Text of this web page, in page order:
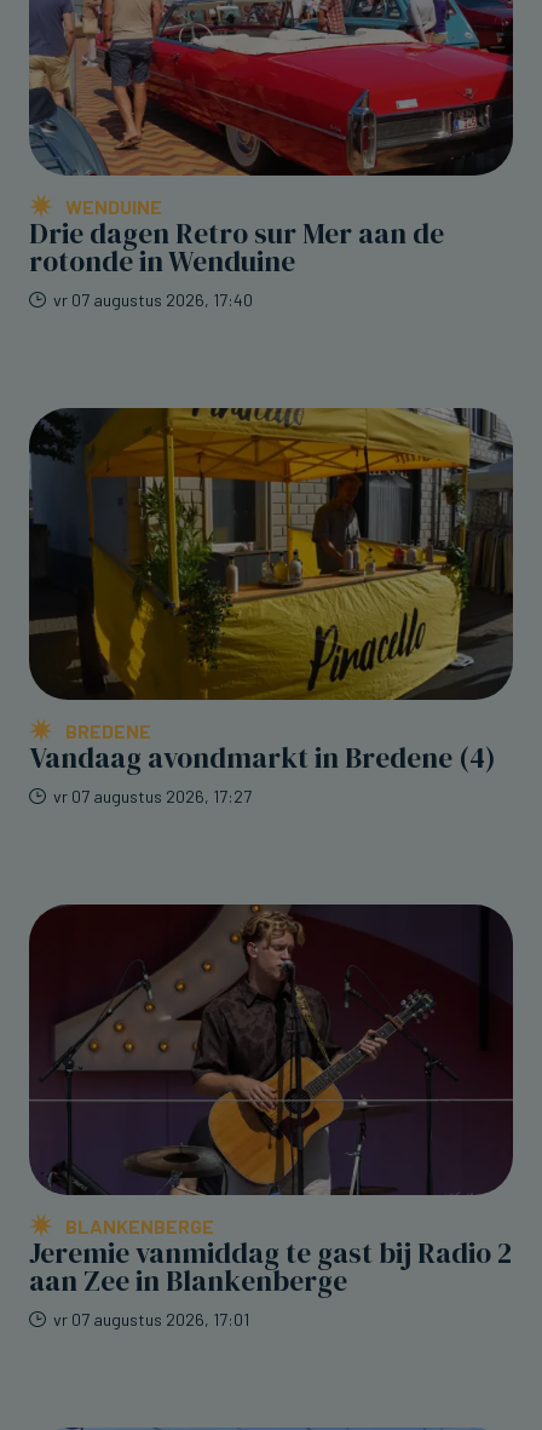
WENDUINE
Drie dagen Retro sur Mer aan de
rotonde in Wenduine
vr 07 augustus 2026, 17:40
BREDENE
Vandaag avondmarkt in Bredene (4)
vr 07 augustus 2026, 17:27
BLANKENBERGE
Jeremie vanmiddag te gast bij Radio 2
aan Zee in Blankenberge
vr 07 augustus 2026, 17:01